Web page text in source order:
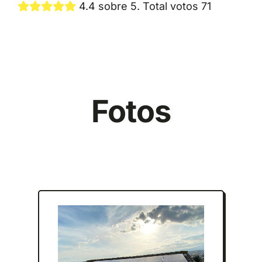
4.4 sobre 5. Total votos 71
Fotos